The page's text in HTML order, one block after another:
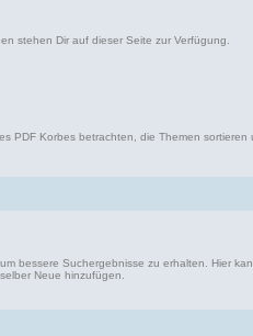
stehen Dir auf dieser Seite zur Verfügung.
PDF Korbes betrachten, die Themen sortieren
bessere Suchergebnisse zu erhalten. Hier
Neue hinzufügen.